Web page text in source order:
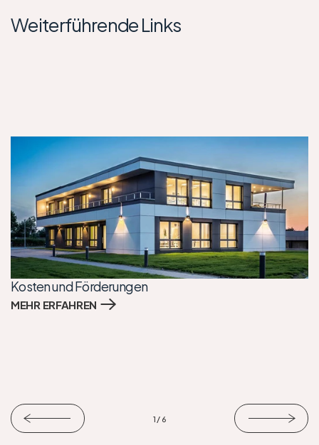
Weiterführende Links
Kosten und Förderungen
MEHR ERFAHREN
1 / 6